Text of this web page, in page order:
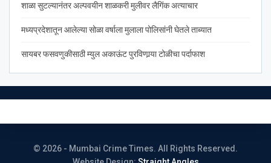
शाळा सुटल्यानंतर अल्पवयीन शाळकरी मुलीवर लैगिंक अत्याचार
मध्यप्रदेशातून आलेल्या सोळा वर्षाला मुलाला पोलिसांनी घेतले ताब्यात
सायबर फसवणुकीसाठी म्युल अकाऊंट पुरविणार्‍या टोळीचा पर्दाफाश
© 2026 - Mumbai Crime Times. All Rights Reserved.